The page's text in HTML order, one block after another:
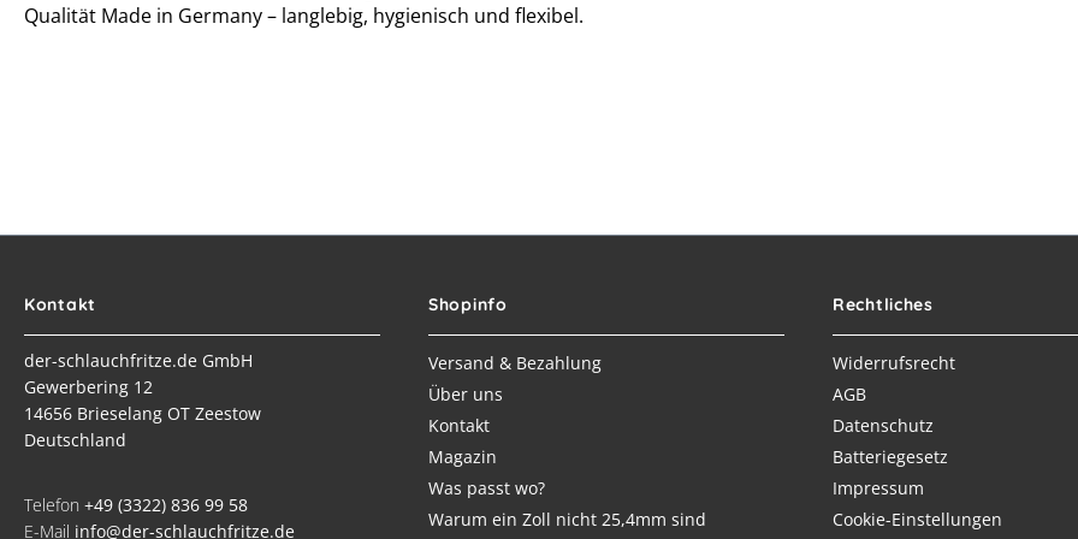
Qualität Made in Germany – langlebig, hygienisch und flexibel.
Kontakt
der-schlauchfritze.de GmbH
Gewerbering 12
14656 Brieselang OT Zeestow
Deutschland
Telefon +49 (3322) 836 99 58
E-Mail info@der-schlauchfritze.de
Shopinfo
Versand & Bezahlung
Über uns
Kontakt
Magazin
Was passt wo?
Warum ein Zoll nicht 25,4mm sind
Rechtliches
Widerrufsrecht
AGB
Datenschutz
Batteriegesetz
Impressum
Cookie-Einstellungen